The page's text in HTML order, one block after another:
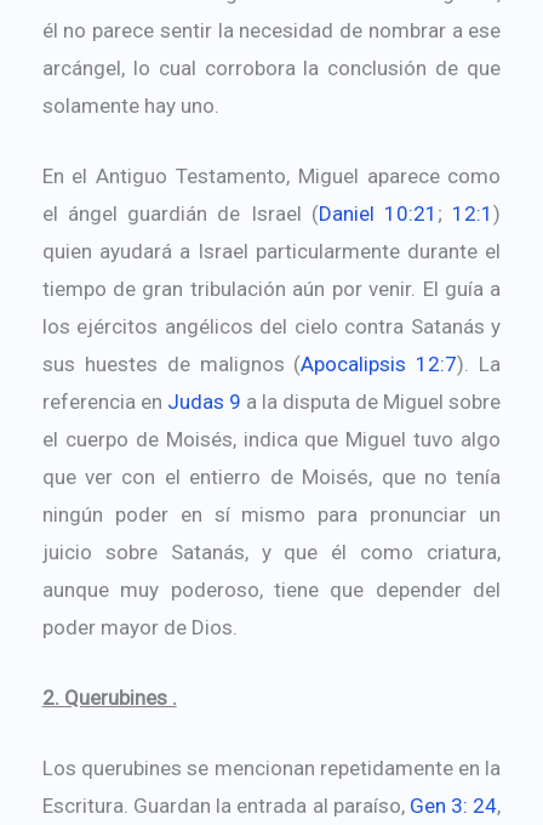
él no parece sentir la necesidad de nombrar a ese
arcángel, lo cual corrobora la conclusión de que
solamente hay uno.
En el Antiguo Testamento, Miguel aparece como
el ángel guardián de Israel (Daniel 10:21 ; 12:1)
quien ayudará a Israel particularmente durante el
tiempo de gran tribulación aún por venir. El guía a
los ejércitos angélicos del cielo contra Satanás y
sus huestes de malignos (Apocalipsis 12:7). La
referencia en Judas 9 a la disputa de Miguel sobre
el cuerpo de Moisés, indica que Miguel tuvo algo
que ver con el entierro de Moisés, que no tenía
ningún poder en sí mismo para pronunciar un
juicio sobre Satanás, y que él como criatura,
aunque muy poderoso, tiene que depender del
poder mayor de Dios.
2. Querubines .
Los querubines se mencionan repetidamente en la
Escritura. Guardan la entrada al paraíso, Gen 3: 24,